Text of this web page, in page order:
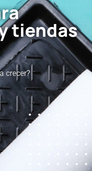
tiendas
crecer?